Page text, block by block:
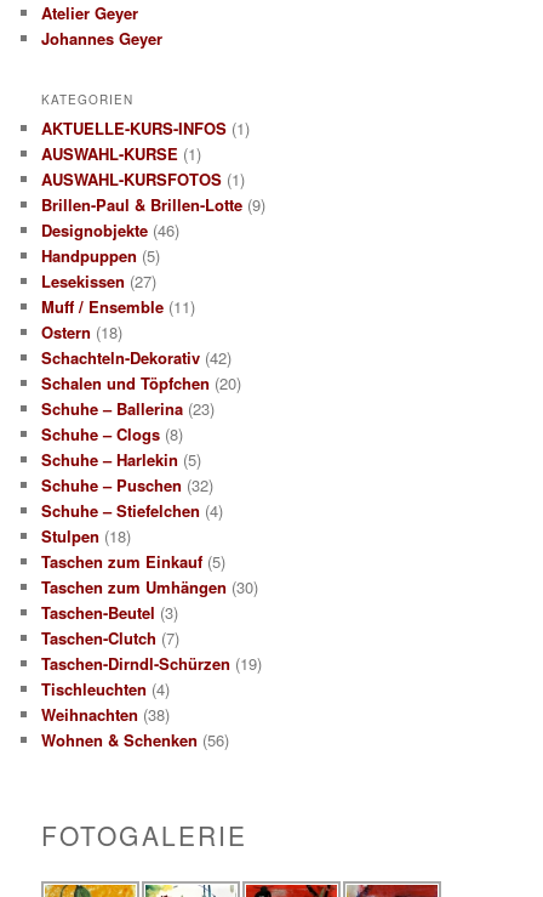
Atelier Geyer
Johannes Geyer
KATEGORIEN
AKTUELLE-KURS-INFOS (1)
AUSWAHL-KURSE (1)
AUSWAHL-KURSFOTOS (1)
Brillen-Paul & Brillen-Lotte (9)
Designobjekte (46)
Handpuppen (5)
Lesekissen (27)
Muff / Ensemble (11)
Ostern (18)
Schachteln-Dekorativ (42)
Schalen und Töpfchen (20)
Schuhe – Ballerina (23)
Schuhe – Clogs (8)
Schuhe – Harlekin (5)
Schuhe – Puschen (32)
Schuhe – Stiefelchen (4)
Stulpen (18)
Taschen zum Einkauf (5)
Taschen zum Umhängen (30)
Taschen-Beutel (3)
Taschen-Clutch (7)
Taschen-Dirndl-Schürzen (19)
Tischleuchten (4)
Weihnachten (38)
Wohnen & Schenken (56)
FOTOGALERIE